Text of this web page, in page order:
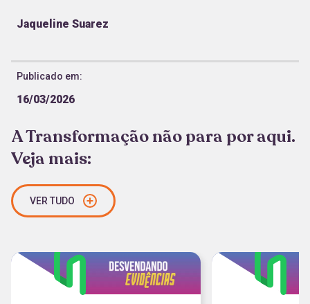
Jaqueline Suarez
Publicado em:
16/03/2026
A Transformação não para por aqui.
Veja mais:
VER TUDO